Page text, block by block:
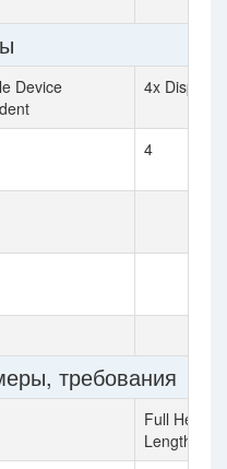
Device
4x
4
требования
Full Height
Length